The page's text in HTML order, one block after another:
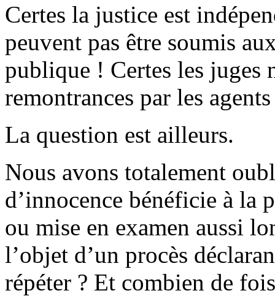
Certes la justice est
peuvent pas être soumis
publique ! Certes les juges
remontrances par les
La question est ailleurs.
Nous avons totalement
d’innocence bénéficie à la
ou mise en examen aussi
l’objet d’un procès
répéter ? Et combien de